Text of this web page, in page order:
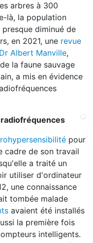
arbres à 300
là, la population
diminué de
en 2021, une revue
Albert Manville,
la faune sauvage
a mis en évidence
pour
cadre de son travail
a traité un
utiliser d'ordinateur
une connaissance
tombée malade
avaient été installés
la première fois
intelligents.